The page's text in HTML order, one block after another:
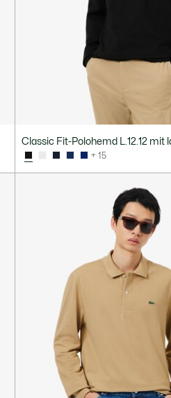
Classic Fit-Polohemd L.12.12 mit
+ 15